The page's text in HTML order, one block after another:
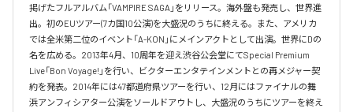
掲げたフルアルバム「VAMPIRE SAGA」をリリース。海外盤も発売し、世界進
出。初のEUツアー(7カ国10公演)を大盛況のうちに終える。また、アメリカ
では全米第二位のイベント「A-KON」にメインアクトとして出演。世界にDの
名を広める。2013年4月、10周年を迎え渋谷公会堂にてSpecial Premium
Live「Bon Voyage!」を行い、ビクターエンタテインメントとの再メジャー契
約を発表。2014年には47都道府県ツアーを行い、12月にはファイナルの舞
浜アンフィシアター公演をソールドアウトし、大盛況のうちにツアーを終え